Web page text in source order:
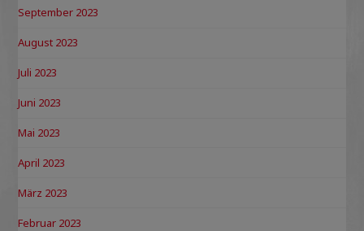
September 2023
August 2023
Juli 2023
Juni 2023
Mai 2023
April 2023
März 2023
Februar 2023